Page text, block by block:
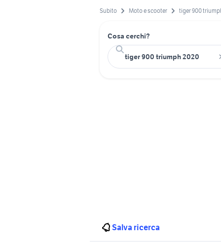
Subito Moto e scooter tiger 900
Cosa cerchi?
Salva ricerca